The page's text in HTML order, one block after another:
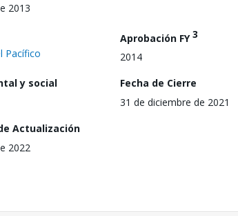
2013
Pacífico
Aprobación FY3
2014
y social
Fecha de Cierre
31 de diciembre de 2021
Actualización
2022